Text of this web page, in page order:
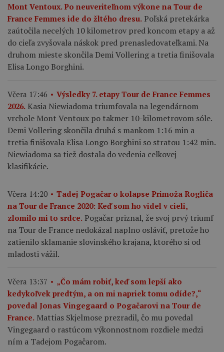
Mont Ventoux. Po neuveriteľnom výkone na Tour de
France Femmes ide do žltého dresu. Poľská pretekárka
zaútočila necelých 10 kilometrov pred koncom etapy a až
do cieľa zvyšovala náskok pred prenasledovateľkami. Na
druhom mieste skončila Demi Vollering a tretia finišovala
Elisa Longo Borghini.
Včera 17:46
Výsledky 7. etapy Tour de France Femmes
2026. Kasia Niewiadoma triumfovala na legendárnom
vrchole Mont Ventoux po takmer 10-kilometrovom sóle.
Demi Vollering skončila druhá s mankom 1:16 min a
tretia finišovala Elisa Longo Borghini so stratou 1:42 min.
Niewiadoma sa tiež dostala do vedenia celkovej
klasifikácie.
Včera 14:20
Tadej Pogačar o kolapse Primoža Rogliča
na Tour de France 2020: Keď som ho videl v cieli,
zlomilo mi to srdce. Pogačar priznal, že svoj prvý triumf
na Tour de France nedokázal naplno osláviť, pretože ho
zatienilo sklamanie slovinského krajana, ktorého si od
mladosti vážil.
Včera 13:37
„Čo mám robiť, keď som lepší ako
kedykoľvek predtým, a on mi napriek tomu odíde?,“
povedal Jonas Vingegaard o Pogačarovi na Tour de
France. Mattias Skjelmose prezradil, čo mu povedal
Vingegaard o rastúcom výkonnostnom rozdiele medzi
ním a Tadejom Pogačarom.